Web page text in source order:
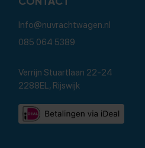
Info@nuvrachtwagen.nl
085 064 5389
Verrijn Stuartlaan 22-24
2288EL, Rijswijk